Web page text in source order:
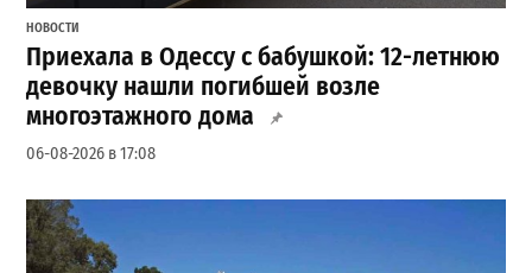
НОВОСТИ
Приехала в Одессу с бабушкой: 12-летнюю
девочку нашли погибшей возле
многоэтажного дома
06-08-2026 в 17:08